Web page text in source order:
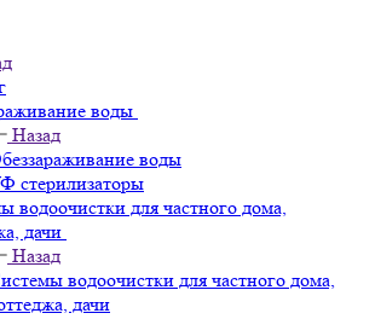
воды
Назад
воды
стерилизаторы
водоочистки для частного дома,
дачи
Назад
водоочистки для частного дома,
дачи